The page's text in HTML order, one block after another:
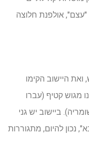
אולפנת חלוצה
ואת היישוב הקימו
מגוש קטיף (עברו
ביישוב יש גני
נכון להיום, מתגוררות